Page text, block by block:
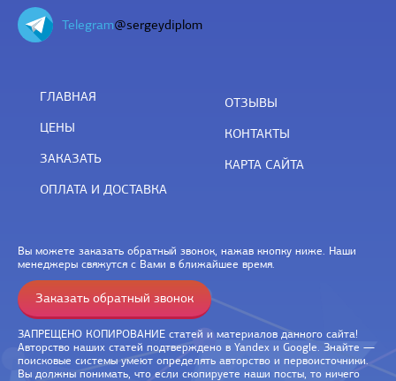
Telegram@sergeydiplom
ГЛАВНАЯ
ЦЕНЫ
ЗАКАЗАТЬ
ОПЛАТА И ДОСТАВКА
ОТЗЫВЫ
КОНТАКТЫ
КАРТА САЙТА
Вы можете заказать обратный звонок, нажав кнопку ниже. Наши
менеджеры свяжутся с Вами в ближайшее время.
Заказать обратный звонок
ЗАПРЕЩЕНО КОПИРОВАНИЕ статей и материалов данного сайта!
Авторство наших статей подтверждено в Yandex и Google. Знайте —
поисковые системы умеют определять авторство и первоисточники.
Вы должны понимать, что если скопируете наши посты, то ничего